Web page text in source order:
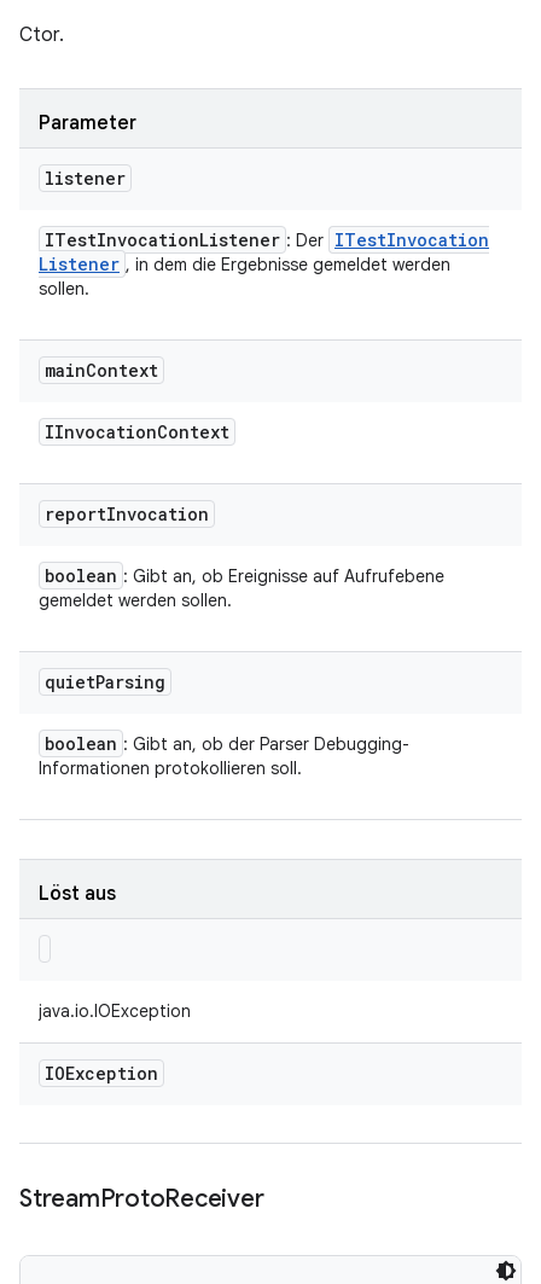
Ctor.
Parameter
listener
ITestInvocationListener : Der ITestInvocation
Listener , in dem die Ergebnisse gemeldet werden
sollen.
mainContext
IInvocationContext
reportInvocation
boolean : Gibt an, ob Ereignisse auf Aufrufebene
gemeldet werden sollen.
quietParsing
boolean : Gibt an, ob der Parser Debugging-
Informationen protokollieren soll.
Löst aus
java.io.IOException
IOException
StreamProtoReceiver